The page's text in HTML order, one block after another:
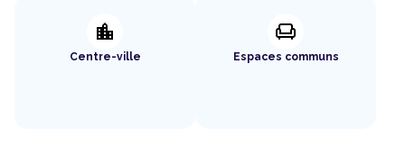
location_city
Centre-ville
chair
Espaces communs